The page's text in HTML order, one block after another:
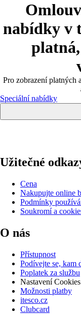
nabídky v
Pro zobrazení platných
Speciální nabídky
Užitečné
Cena
Nakupujte online
Podmínky
Soukromí a
O nás
Přístupnost
Podívejte se, kam
Poplatek za službu
Nastavení Cookies
Možnosti platby
itesco.cz
Clubcard